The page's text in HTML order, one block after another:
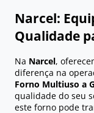
Narcel:
Qualidade
Na Narcel,
diferença na
Forno Multiuso a
qualidade do seu
este forno pode